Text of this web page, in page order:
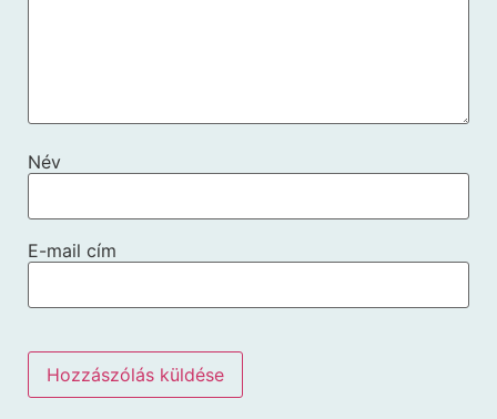
Név
E-mail cím